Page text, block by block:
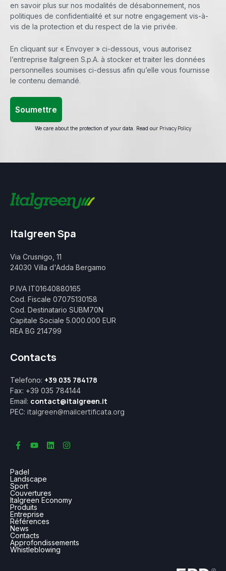
en savoir plus sur nos modalités de désabonnement, nos
politiques de confidentialité et sur notre engagement vis-à-
vis de la protection et du respect de la vie privée.
En cliquant sur « Envoyer » ci-dessous, vous autorisez
l’entreprise Italgreen S.p.A. à stocker et traiter les données
personnelles soumises ci-dessus afin qu’elle vous fournisse
le contenu demandé.
We care about the protection of your data. Read our Privacy Policy
Italgreen Spa
Via Crusnigo, 11
24030 Villa d'Adda Bergamo
P.IVA IT01640880165
Cod. Fiscale 07075130158
Cod. Destinatario SUBM70N
Capitale Sociale 5.000.000 EUR
REA BG 214799
Contacts
Telefono: +39 035 784178
Fax: +39 035 784144
Email: contact@italgreen.it
PEC: italgreen@mailcertificata.org
Padel
Landscape
Sport
Couvertures
Italgreen Economy
Produits
Entreprise
Références
News
Contacts
Approfondissements
Whistleblowing